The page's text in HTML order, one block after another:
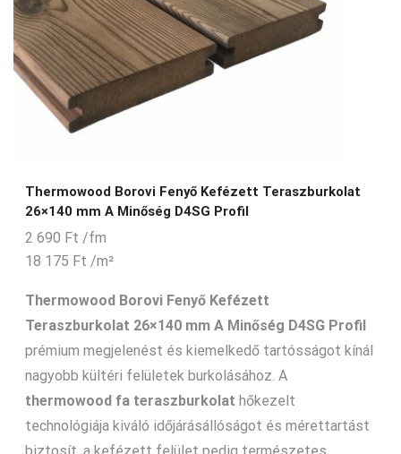
Thermowood Borovi Fenyő Kefézett Teraszburkolat
26×140 mm A Minőség D4SG Profil
2 690 Ft /fm
18 175 Ft /m²
Thermowood Borovi Fenyő Kefézett
Teraszburkolat 26×140 mm A Minőség D4SG Profil
prémium megjelenést és kiemelkedő tartósságot kínál
nagyobb kültéri felületek burkolásához. A
thermowood fa teraszburkolat hőkezelt
technológiája kiváló időjárásállóságot és mérettartást